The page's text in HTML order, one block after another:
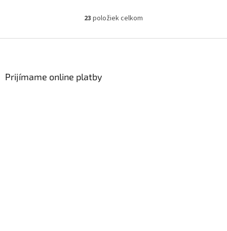
Ovládacie prvky výpisu
23 položiek celkom
Prijímame online platby